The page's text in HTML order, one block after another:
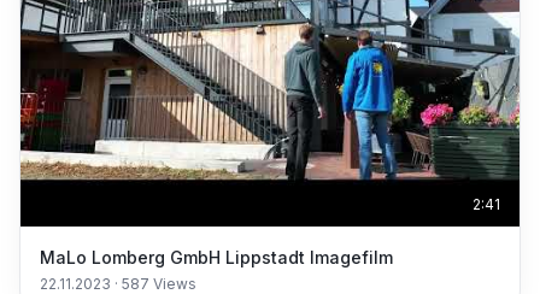
2:41
MaLo Lomberg GmbH Lippstadt Imagefilm
22.11.2023 · 587 Views